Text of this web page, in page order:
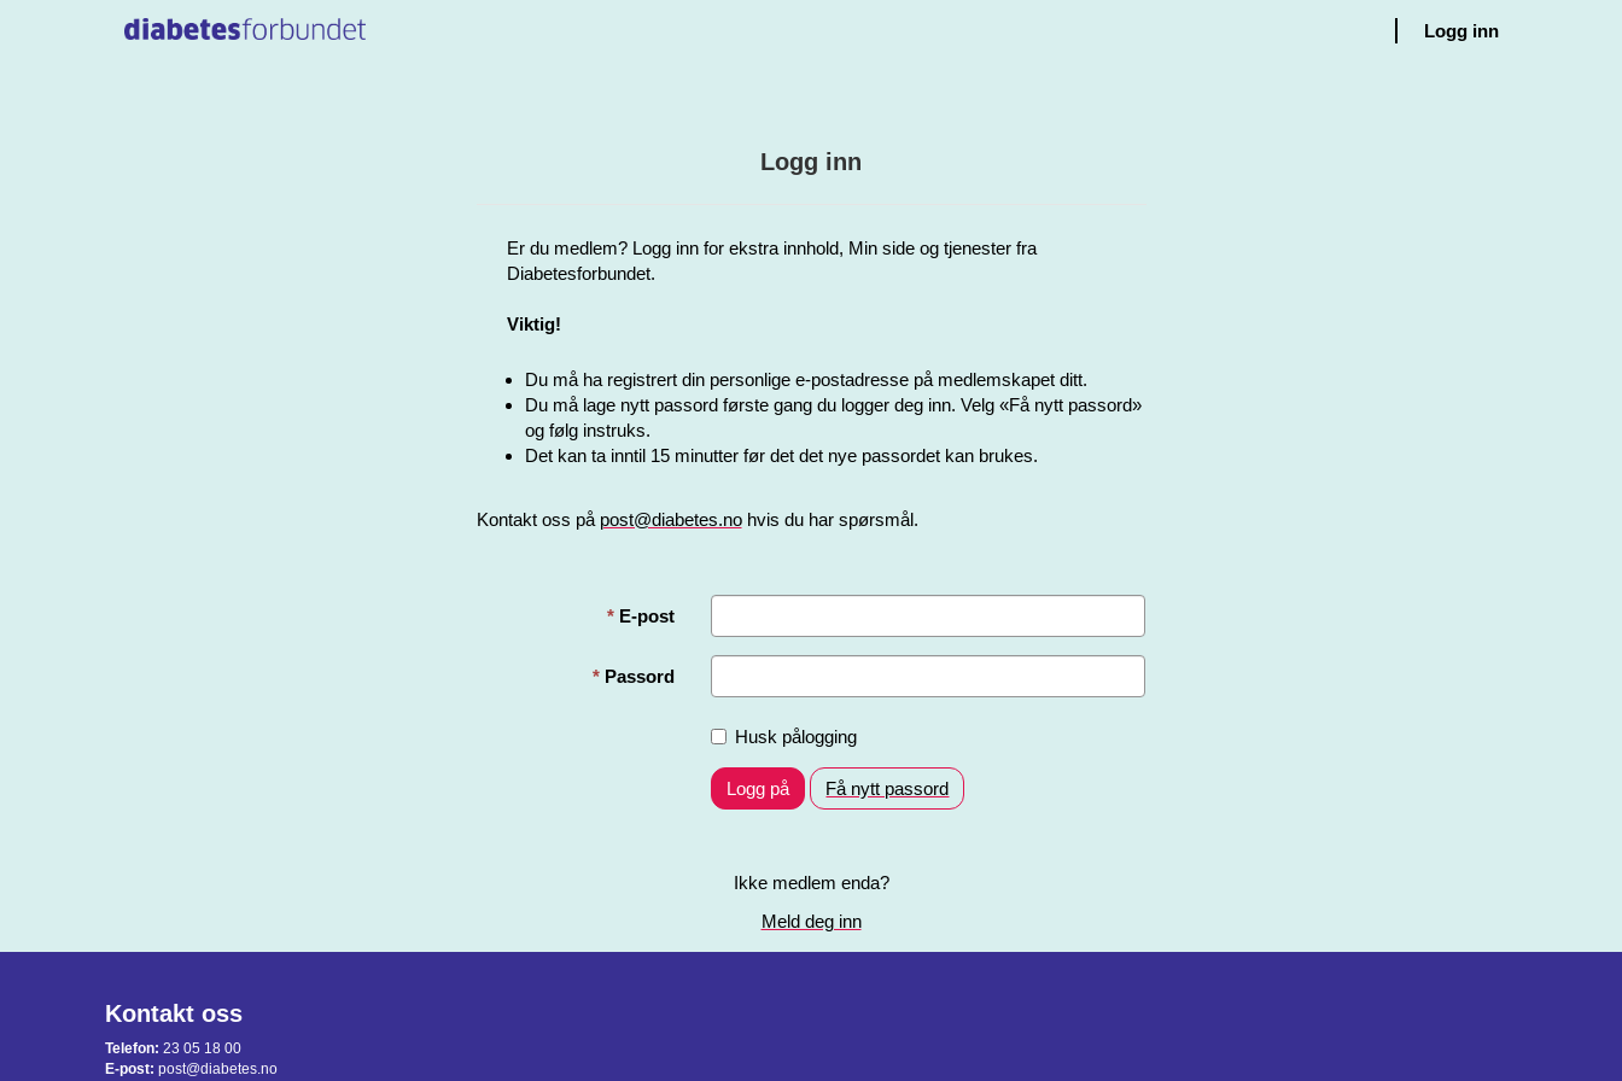
Logg inn
Logg inn
Er du medlem? Logg inn for ekstra innhold, Min side og tjenester fra
Diabetesforbundet.
Viktig!
Du må ha registrert din personlige e-postadresse på medlemskapet ditt.
Du må lage nytt passord første gang du logger deg inn. Velg «Få nytt passord»
og følg instruks.
Det kan ta inntil 15 minutter før det det nye passordet kan brukes.
Kontakt oss på post@diabetes.nohvis du har spørsmål.
E-post
Passord
Husk pålogging
Logg på Få nytt passord
Ikke medlem enda?
Meld deg inn
Kontakt oss
Telefon: 23 05 18 00
E-post: post@diabetes.no